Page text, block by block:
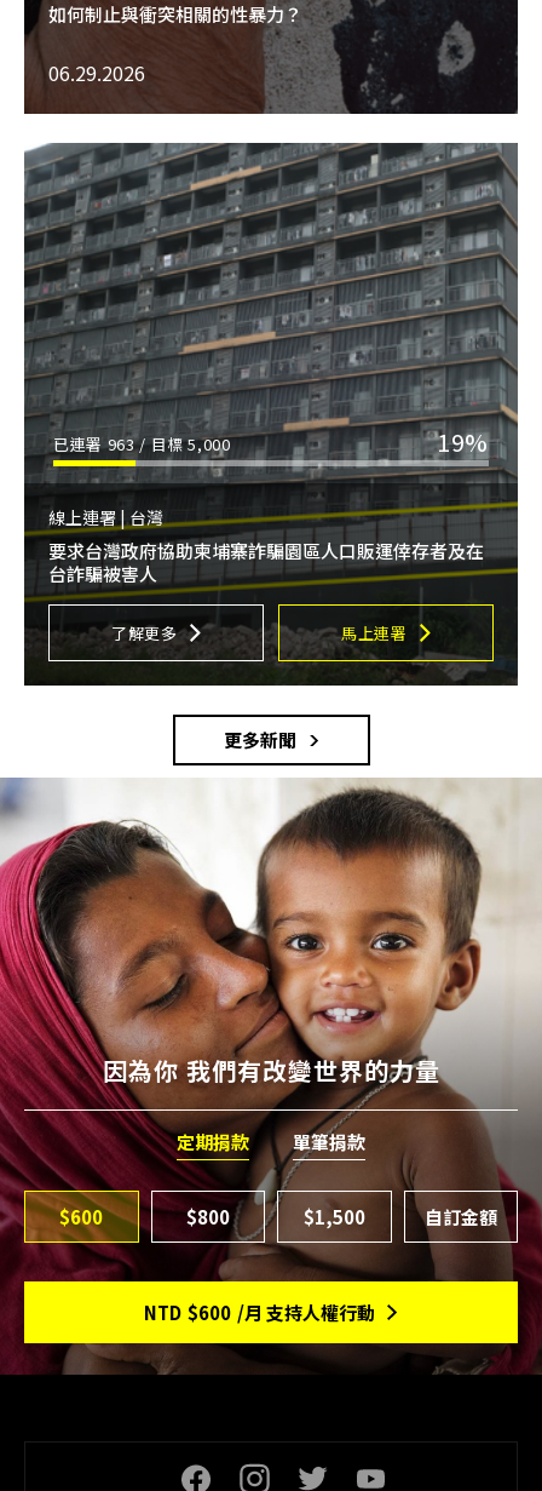
如何制止與衝突相關的性暴力？
06.29.2026
已連署963/ 目標5,000 19%
線上連署 | 台灣
要求台灣政府協助柬埔寨詐騙園區人口販運倖存者及在
台詐騙被害人
了解更多 馬上連署
更多新聞
因為你 我們有改變世界的力量
定期捐款 單筆捐款
$600 $800 $1,500
NTD $600 /月 支持人權行動
頁尾社交連結